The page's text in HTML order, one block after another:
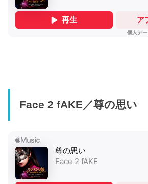
Face 2 fAKE／尊の思い